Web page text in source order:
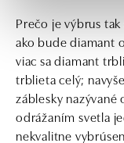
Prečo je výbrus
ako bude diamant
viac sa diamant
trblieta celý;
záblesky
odrážaním svetla
nekvalitne